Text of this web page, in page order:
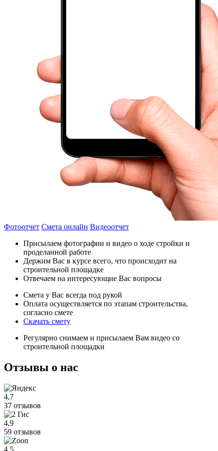
Фотоотчет Смета онлайн Видеоотчет
Присылаем фотографии и видео о ходе стройки и
проделанной работе
Держим Вас в курсе всего, что происходит на
строительной площадке
Отвечаем на интересующие Вас вопросы
Смета у Вас всегда под рукой
Оплата осуществляется по этапам строительства,
согласно смете
Скачать смету
Регулярно снимаем и присылаем Вам видео со
строительной площадки
Отзывы о нас
4,7
37 отзывов
4,9
59 отзывов